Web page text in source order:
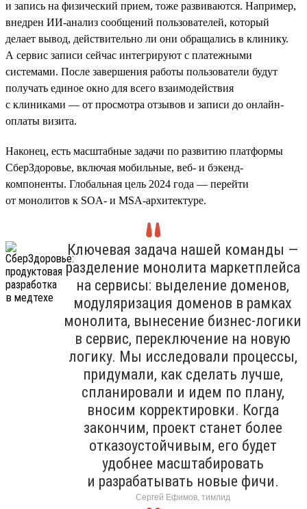
и запись на физический прием, тоже развиваются. Например,
внедрен ИИ-анализ сообщений пользователей, который
делает вывод, действительно ли они обращались в клинику.
А сервис записи сейчас интегрируют с платежными
системами. После завершения работы пользователи будут
получать единое окно для всего взаимодействия
с клиниками — от просмотра отзывов и записи до онлайн-
оплаты визита.
Наконец, есть масштабные задачи по развитию платформы
СберЗдоровье, включая мобильные, веб- и бэкенд-
компоненты. Глобальная цель 2024 года — перейти
от монолитов к SOA- и MSA-архитектуре.
Ключевая задача нашей команды —
разделение монолита маркетплейса
на сервисы: выделение доменов,
модуляризация доменов в рамках
монолита, вынесение бизнес-логики
в сервис, переключение на новую
логику. Мы исследовали процессы,
придумали, как сделать лучше,
спланировали и идем по плану,
вносим корректировки. Когда
закончим, проект станет более
отказоустойчивым, его будет
удобнее масштабировать
и разрабатывать новые фичи.
Сергей Ефимов, тимлид